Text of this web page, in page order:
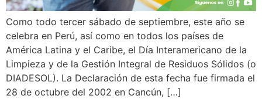
Como todo tercer sábado de septiembre, este año se
celebra en Perú, así como en todos los países de
América Latina y el Caribe, el Día Interamericano de la
Limpieza y de la Gestión Integral de Residuos Sólidos (o
DIADESOL). La Declaración de esta fecha fue firmada el
28 de octubre del 2002 en Cancún, […]